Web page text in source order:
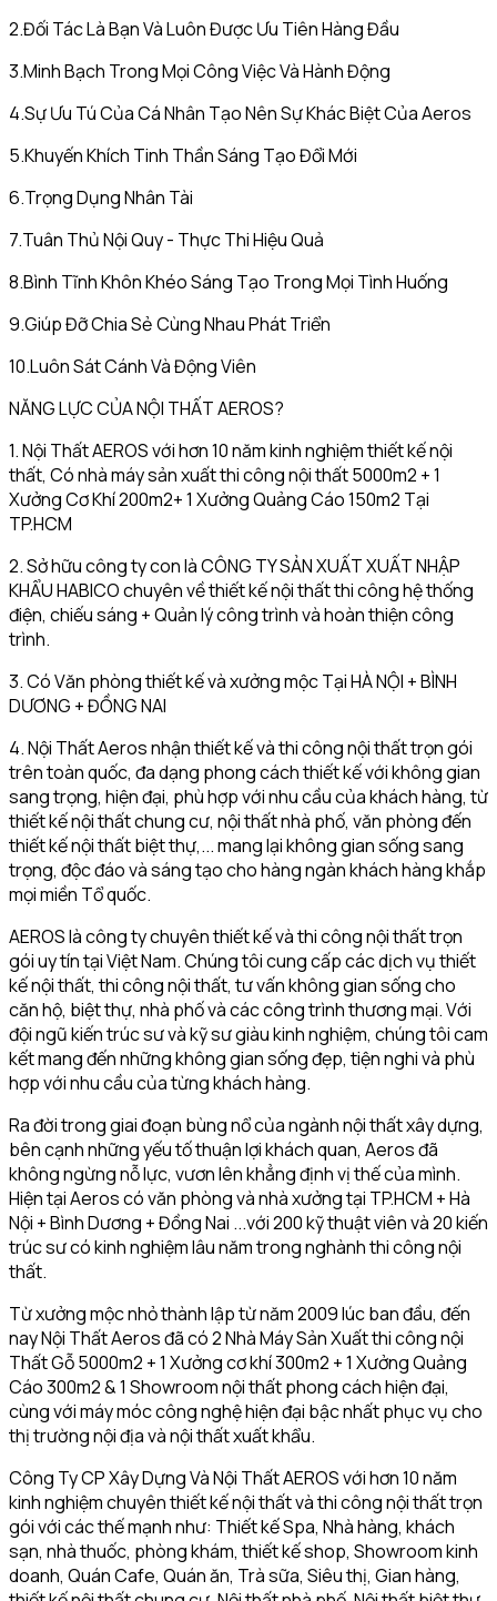
2.Đối Tác Là Bạn Và Luôn Được Ưu Tiên Hàng Đầu
3.Minh Bạch Trong Mọi Công Việc Và Hành Động
4.Sự Ưu Tú Của Cá Nhân Tạo Nên Sự Khác Biệt Của Aeros
5.Khuyến Khích Tinh Thần Sáng Tạo Đổi Mới
6.Trọng Dụng Nhân Tài
7.Tuân Thủ Nội Quy - Thực Thi Hiệu Quả
8.Bình Tĩnh Khôn Khéo Sáng Tạo Trong Mọi Tình Huống
9.Giúp Đỡ Chia Sẻ Cùng Nhau Phát Triển
10.Luôn Sát Cánh Và Động Viên
NĂNG LỰC CỦA NỘI THẤT AEROS?
1. Nội Thất AEROS với hơn 10 năm kinh nghiệm thiết kế nội
thất, Có nhà máy sản xuất thi công nội thất 5000m2 + 1
Xưởng Cơ Khí 200m2+ 1 Xưởng Quảng Cáo 150m2 Tại
TP.HCM
2. Sở hữu công ty con là CÔNG TY SẢN XUẤT XUẤT NHẬP
KHẨU HABICO chuyên về thiết kế nội thất thi công hệ thống
điện, chiếu sáng + Quản lý công trình và hoàn thiện công
trình.
3. Có Văn phòng thiết kế và xưởng mộc Tại HÀ NỘI + BÌNH
DƯƠNG + ĐỒNG NAI
4. Nội Thất Aeros nhận thiết kế và thi công nội thất trọn gói
trên toàn quốc, đa dạng phong cách thiết kế với không gian
sang trọng, hiện đại, phù hợp với nhu cầu của khách hàng, từ
thiết kế nội thất chung cư, nội thất nhà phố, văn phòng đến
thiết kế nội thất biệt thự,... mang lại không gian sống sang
trọng, độc đáo và sáng tạo cho hàng ngàn khách hàng khắp
mọi miền Tổ quốc.
AEROS là công ty chuyên thiết kế và thi công nội thất trọn
gói uy tín tại Việt Nam. Chúng tôi cung cấp các dịch vụ thiết
kế nội thất, thi công nội thất, tư vấn không gian sống cho
căn hộ, biệt thự, nhà phố và các công trình thương mại. Với
đội ngũ kiến trúc sư và kỹ sư giàu kinh nghiệm, chúng tôi cam
kết mang đến những không gian sống đẹp, tiện nghi và phù
hợp với nhu cầu của từng khách hàng.
Ra đời trong giai đoạn bùng nổ của ngành nội thất xây dựng,
bên cạnh những yếu tố thuận lợi khách quan, Aeros đã
không ngừng nỗ lực, vươn lên khẳng định vị thế của mình.
Hiện tại Aeros có văn phòng và nhà xưởng tại TP.HCM + Hà
Nội + Bình Dương + Đồng Nai ...với 200 kỹ thuật viên và 20 kiến
trúc sư có kinh nghiệm lâu năm trong nghành thi công nội
thất.
Từ xưởng mộc nhỏ thành lập từ năm 2009 lúc ban đầu, đến
nay Nội Thất Aeros đã có 2 Nhà Máy Sản Xuất thi công nội
Thất Gỗ 5000m2 + 1 Xưởng cơ khí 300m2 + 1 Xưởng Quảng
Cáo 300m2 & 1 Showroom nội thất phong cách hiện đại,
cùng với máy móc công nghệ hiện đại bậc nhất phục vụ cho
thị trường nội địa và nội thất xuất khẩu.
Công Ty CP Xây Dựng Và Nội Thất AEROS với hơn 10 năm
kinh nghiệm chuyên thiết kế nội thất và thi công nội thất trọn
gói với các thế mạnh như: Thiết kế Spa, Nhà hàng, khách
sạn, nhà thuốc, phòng khám, thiết kế shop, Showroom kinh
doanh, Quán Cafe, Quán ăn, Trà sữa, Siêu thị, Gian hàng,